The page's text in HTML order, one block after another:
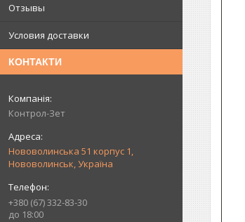
Отзывы
Условия доставки
КОНТАКТИ
Контрол-Зет
Нововолинська 51 корпус 1,
Нововолинськ, Україна
+380 (67) 332-83-30
до 18:00